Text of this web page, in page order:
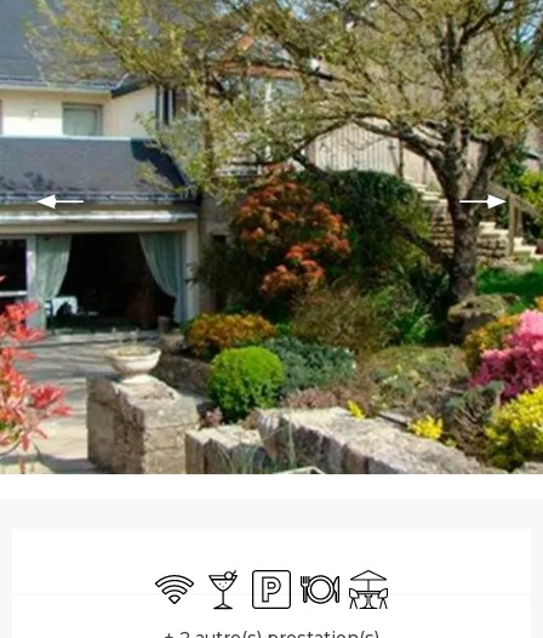
WiFi Bar / Buvette
ParkingRestaurant
Terrasse